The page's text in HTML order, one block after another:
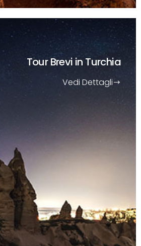
Tour Brevi in Turchia
Vedi Dettagli